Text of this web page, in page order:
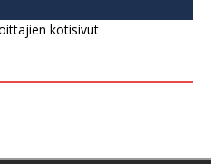
kotisivut